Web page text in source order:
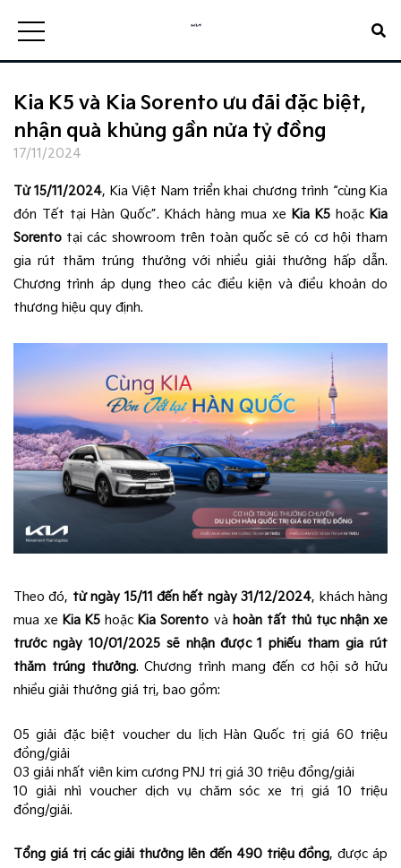
Kia K5 và Kia Sorento ưu đãi đặc biệt,
nhận quà khủng gần nửa tỷ đồng
17/11/2024
Từ 15/11/2024, Kia Việt Nam triển khai chương trình “cùng Kia
đón Tết tại Hàn Quốc”. Khách hàng mua xe Kia K5 hoặc Kia
Sorento tại các showroom trên toàn quốc sẽ có cơ hội tham
gia rút thăm trúng thưởng với nhiều giải thưởng hấp dẫn.
Chương trình áp dụng theo các điều kiện và điều khoản do
thương hiệu quy định.
Theo đó, từ ngày 15/11 đến hết ngày 31/12/2024, khách hàng
mua xe Kia K5 hoặc Kia Sorento và hoàn tất thủ tục nhận xe
trước ngày 10/01/2025 sẽ nhận được 1 phiếu tham gia rút
thăm trúng thưởng. Chương trình mang đến cơ hội sở hữu
nhiều giải thưởng giá trị, bao gồm:
05 giải đặc biệt voucher du lịch Hàn Quốc trị giá 60 triệu
đồng/giải
03 giải nhất viên kim cương PNJ trị giá 30 triệu đồng/giải
10 giải nhì voucher dịch vụ chăm sóc xe trị giá 10 triệu
đồng/giải.
Tổng giá trị các giải thưởng lên đến 490 triệu đồng, được áp